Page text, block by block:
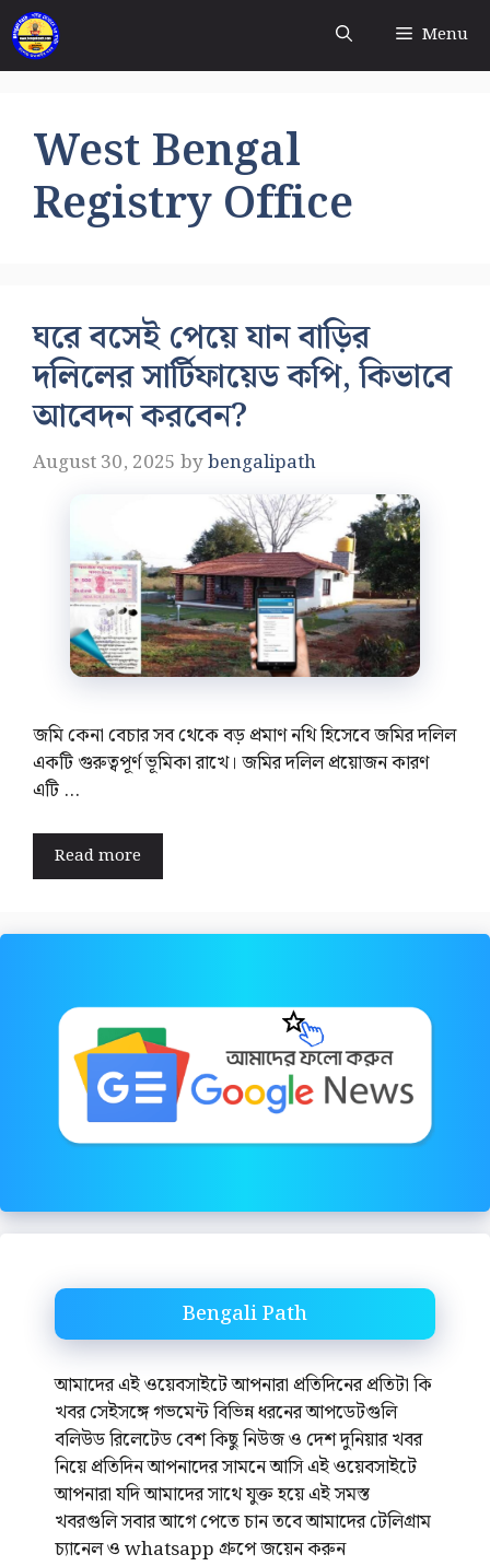
Skip
to
content
Menu
West Bengal
Registry Office
ঘরে বসেই পেয়ে যান বাড়ির
দলিলের সার্টিফায়েড কপি, কিভাবে
আবেদন করবেন?
August 30, 2025 bybengalipath
জমি কেনা বেচার সব থেকে বড় প্রমাণ নথি হিসেবে জমির দলিল
একটি গুরুত্বপূর্ণ ভূমিকা রাখে। জমির দলিল প্রয়োজন কারণ
এটি …
Read more
Bengali Path
আমাদের এই ওয়েবসাইটে আপনারা প্রতিদিনের প্রতিটা কি
খবর সেইসঙ্গে গভমেন্ট বিভিন্ন ধরনের আপডেটগুলি
বলিউড রিলেটেড বেশ কিছু নিউজ ও দেশ দুনিয়ার খবর
নিয়ে প্রতিদিন আপনাদের সামনে আসি এই ওয়েবসাইটে
আপনারা যদি আমাদের সাথে যুক্ত হয়ে এই সমস্ত
খবরগুলি সবার আগে পেতে চান তবে আমাদের টেলিগ্রাম
চ্যানেল ও whatsapp গ্রুপে জয়েন করুন